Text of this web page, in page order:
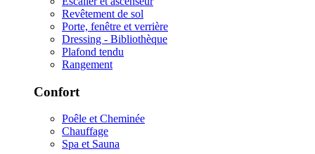
Revêtement de sol
Porte, fenêtre et verrière
Dressing - Bibliothèque
Plafond tendu
Rangement
Confort
Poêle et Cheminée
Chauffage
Spa et Sauna